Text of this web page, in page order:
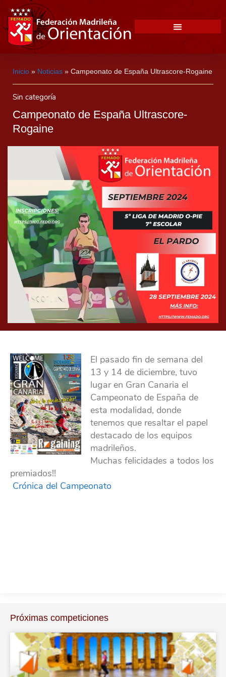
Inicio » Noticias » Campeonato de España Ultrascore-Rogaine
Sin categoría
Campeonato de España Ultrascore-
Rogaine
El pasado fin de semana del
13 y 14 de diciembre, tuvo
lugar en Gran Canaria el
Campeonato de España de
esta modalidad, donde
tenemos que resaltar el papel
destacado de los equipos
madrileños.
Muchas felicidades a todos los
premiados!!
Crónica del Campeonato
Próximas competiciones